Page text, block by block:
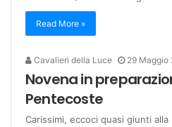
Read More »
Cavalieri della Luce 29 Maggio
Novena in
Pentecoste
Carissimi, eccoci quasi giunti